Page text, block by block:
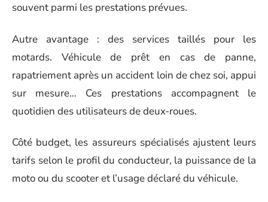
souvent parmi les prestations prévues.
Autre avantage : des services taillés pour les
motards. Véhicule de prêt en cas de panne,
rapatriement après un accident loin de chez soi, appui
sur mesure… Ces prestations accompagnent le
quotidien des utilisateurs de deux-roues.
Côté budget, les assureurs spécialisés ajustent leurs
tarifs selon le profil du conducteur, la puissance de la
moto ou du scooter et l’usage déclaré du véhicule.